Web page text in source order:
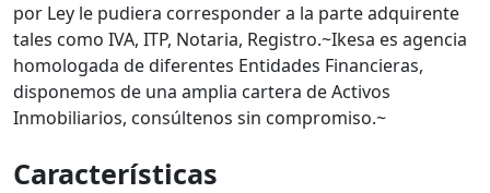
por Ley le pudiera corresponder a la parte adquirente
tales como IVA, ITP, Notaria, Registro.~Ikesa es agencia
homologada de diferentes Entidades Financieras,
disponemos de una amplia cartera de Activos
Inmobiliarios, consúltenos sin compromiso.~
Características